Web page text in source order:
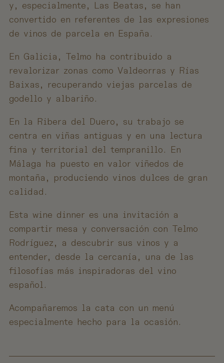
y, especialmente, Las Beatas, se han
convertido en referentes de las expresiones
de vinos de parcela en España.
En Galicia, Telmo ha contribuido a
revalorizar zonas como Valdeorras y Rías
Baixas, recuperando viejas parcelas de
godello y albariño.
En la Ribera del Duero, su trabajo se
centra en viñas antiguas y en una lectura
fina y territorial del tempranillo. En
Málaga ha puesto en valor viñedos de
montaña, produciendo vinos dulces de gran
calidad.
Esta wine dinner es una invitación a
compartir mesa y conversación con Telmo
Rodríguez, a descubrir sus vinos y a
entender, desde la cercanía, una de las
filosofías más inspiradoras del vino
español.
Acompañaremos la cata con un menú
especialmente hecho para la ocasión.